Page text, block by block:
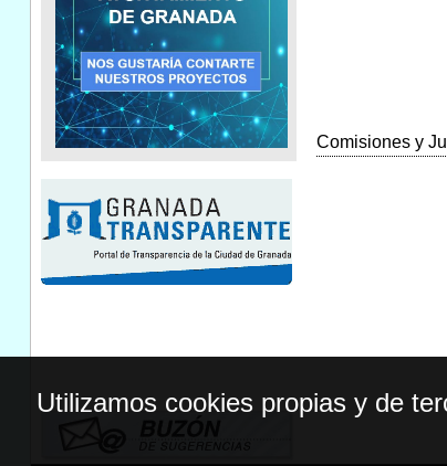
Comisiones y
Utilizamos cookies propias y de